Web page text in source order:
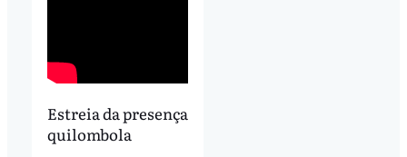
Estreia da presença
quilombola